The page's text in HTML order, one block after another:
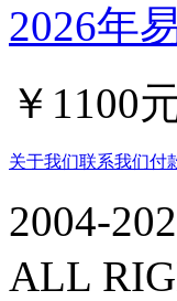
2026年
￥1100
关于我们联系我们付
2004-
ALL